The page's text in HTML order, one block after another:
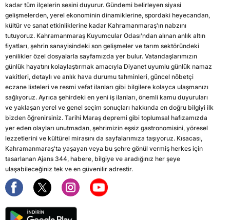
kadar tüm ilçelerin sesini duyurur. Gündemi belirleyen siyasi
gelişmelerden, yerel ekonominin dinamiklerine, spordaki heyecandan,
kültür ve sanat etkinliklerine kadar Kahramanmaraş'ın nabzını
tutuyoruz. Kahramanmaraş Kuyumcular Odası'ndan alınan anlık altın
fiyatları, şehrin sanayisindeki son gelişmeler ve tarım sektöründeki
yenilikler özel dosyalarla sayfamızda yer bulur. Vatandaşlarımızın
günlük hayatını kolaylaştırmak amacıyla Diyanet uyumlu günlük namaz
vakitleri, detaylı ve anlık hava durumu tahminleri, güncel nöbetçi
eczane listeleri ve resmi vefat ilanları gibi bilgilere kolayca ulaşmanızı
sağlıyoruz. Ayrıca şehirdeki en yeni iş ilanları, önemli kamu duyuruları
ve yaklaşan yerel ve genel seçim sonuçları hakkında en doğru bilgiyi ilk
bizden öğrenirsiniz. Tarihi Maraş depremi gibi toplumsal hafızamızda
yer eden olayları unutmadan, şehrimizin eşsiz gastronomisini, yöresel
lezzetlerini ve kültürel mirasını da sayfalarımıza taşıyoruz. Kısacası,
Kahramanmaraş'ta yaşayan veya bu şehre gönül vermiş herkes için
tasarlanan Ajans 344, habere, bilgiye ve aradığınız her şeye
ulaşabileceğiniz tek ve en güvenilir adrestir.